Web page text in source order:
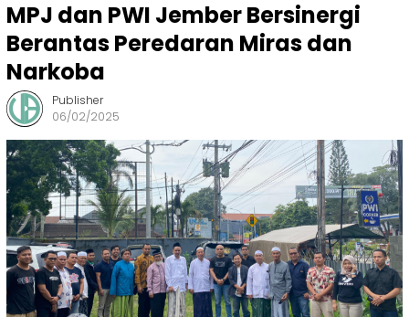
MPJ dan PWI Jember Bersinergi
Berantas Peredaran Miras dan
Narkoba
Publisher
06/02/2025